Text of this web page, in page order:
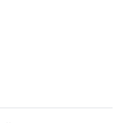
別、または結果的な損害
よる特別な事前の許可な
トに関連する広告や宣
が保持します。